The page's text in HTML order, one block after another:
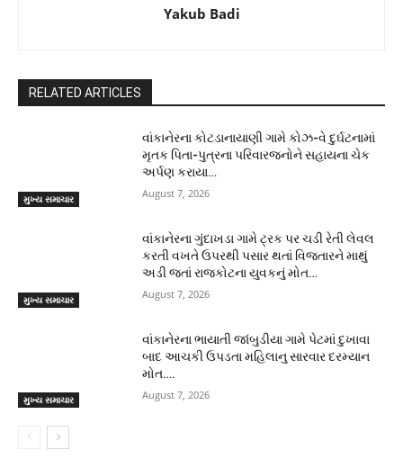
Yakub Badi
RELATED ARTICLES
મુખ્ય સમાચાર
વાંકાનેરના કોટડાનાયાણી ગામે કોઝ-વે દુર્ઘટનામાં
મૃતક પિતા-પુત્રના પરિવારજનોને સહાયના ચેક
અર્પણ કરાયા…
August 7, 2026
મુખ્ય સમાચાર
વાંકાનેરના ગુંદાખડા ગામે ટ્રક પર ચડી રેતી લેવલ
કરતી વખતે ઉપરથી પસાર થતાં વિજતારને માથું
અડી જતાં રાજકોટના યુવકનું મોત…
August 7, 2026
મુખ્ય સમાચાર
વાંકાનેરના ભાયાતી જાંબુડીયા ગામે પેટમાં દુખાવા
બાદ આચકી ઉપડતા મહિલાનુ સારવાર દરમ્યાન
મોત….
August 7, 2026